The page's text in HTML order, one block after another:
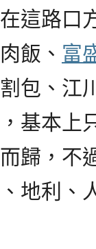
這路口
飯、 富
包、江
基本上
歸，不
地利、